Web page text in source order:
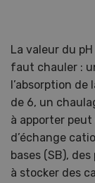
La valeur du
faut chauler :
l’absorption
de 6, un
à apporter peut
d’échange
bases (SB),
à stocker des